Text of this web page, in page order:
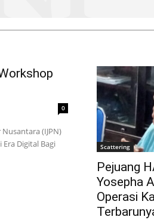
0
(IJPN)
Digital Bagi
Scattering
Pejuang
Yosepha
Operasi